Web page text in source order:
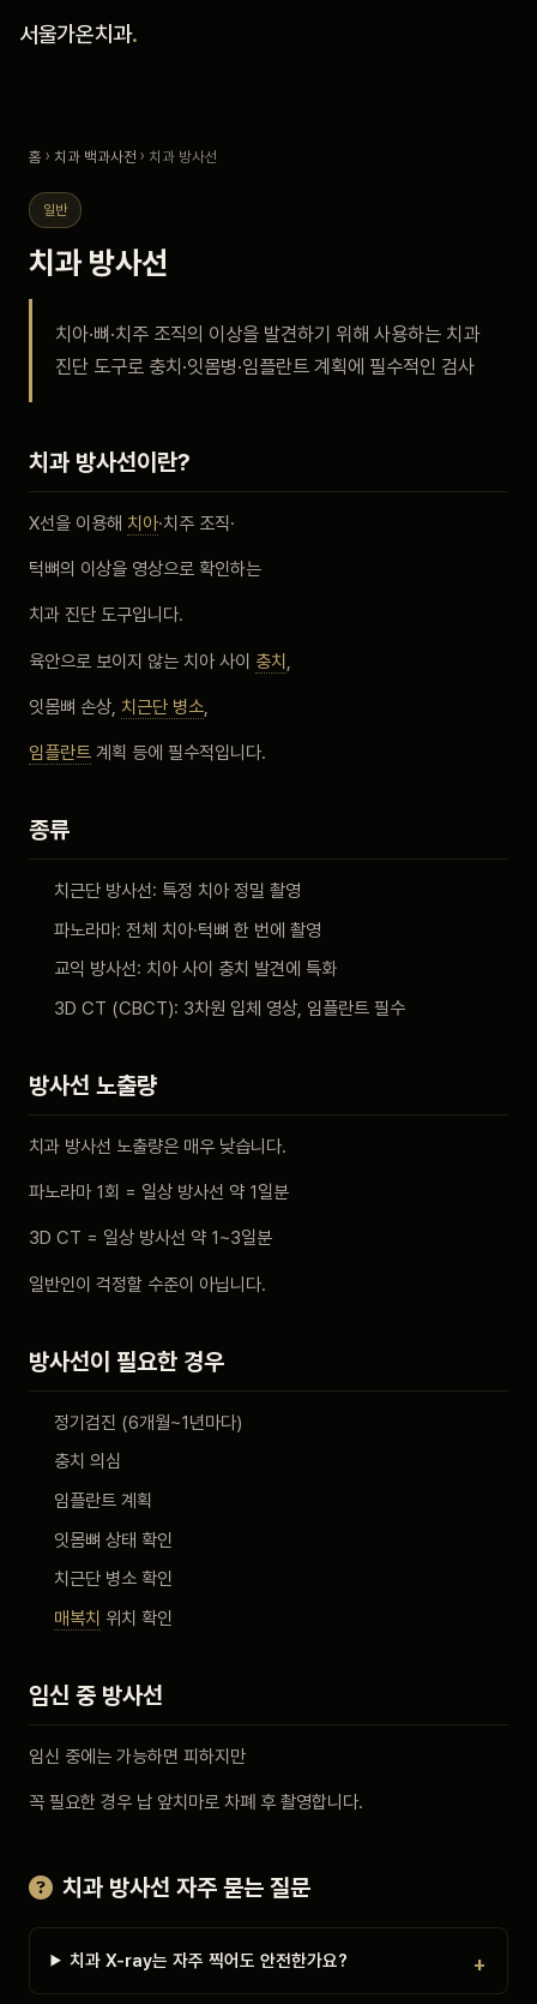
서울가온치과.
진료 안내
안내
비포 애프터
치과 백과사전
자주 묻는 질문
홈 › 치과 백과사전 › 치과 방사선
일반
치과 방사선
치아·뼈·치주 조직의 이상을 발견하기 위해 사용하는 치과
진단 도구로 충치·잇몸병·임플란트 계획에 필수적인 검사
치과 방사선이란?
X선을 이용해 치아·치주 조직·
턱뼈의 이상을 영상으로 확인하는
치과 진단 도구입니다.
육안으로 보이지 않는 치아 사이 충치
잇몸뼈 손상, 치근단 병소,
임플란트 계획 등에 필수적입니다.
종류
치근단 방사선: 특정 치아 정밀 촬영
파노라마: 전체 치아·턱뼈 한 번에 촬영
교익 방사선: 치아 사이 충치 발견에 특화
3D CT (CBCT): 3차원 입체 영상, 임플란트 필수
방사선 노출량
치과 방사선 노출량은 매우 낮습니다.
파노라마 1회 = 일상 방사선 약 1일분
3D CT = 일상 방사선 약 1~3일분
일반인이 걱정할 수준이 아닙니다.
방사선이 필요한 경우
정기검진 (6개월~1년마다)
충치 의심
임플란트 계획
잇몸뼈 상태 확인
치근단 병소 확인
매복치 위치 확인
임신 중 방사선
임신 중에는 가능하면 피하지만
꼭 필요한 경우 납 앞치마로 차폐 후 촬영합니다.
치과 방사선 자주 묻는 질문
치과 X-ray는 자주 찍어도 안전한가요?